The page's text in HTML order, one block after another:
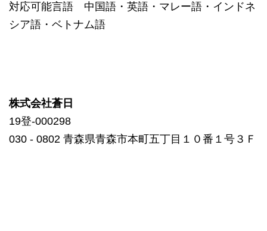
対応可能言語 中国語・英語・マレー語・インドネ
シア語・ベトナム語
株式会社蒼日
19登-000298
030 ‐ 0802 青森県青森市本町五丁目１０番１号３Ｆ